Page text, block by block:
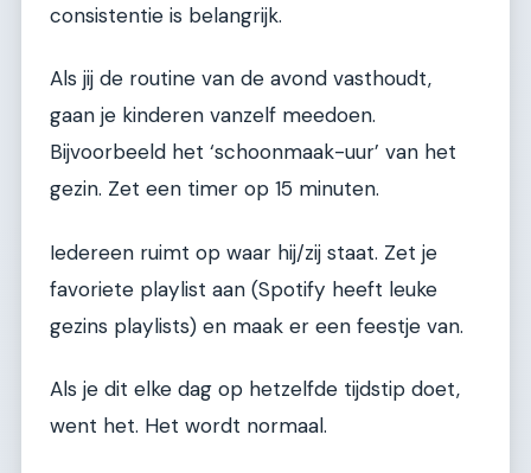
consistentie is belangrijk.
Als jij de routine van de avond vasthoudt,
gaan je kinderen vanzelf meedoen.
Bijvoorbeeld het ‘schoonmaak-uur’ van het
gezin. Zet een timer op 15 minuten.
Iedereen ruimt op waar hij/zij staat. Zet je
favoriete playlist aan (Spotify heeft leuke
gezins playlists) en maak er een feestje van.
Als je dit elke dag op hetzelfde tijdstip doet,
went het. Het wordt normaal.